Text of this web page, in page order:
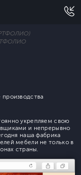
укрепляем свою
и непрерывно
наша фабрика
мебели не только в
страны.